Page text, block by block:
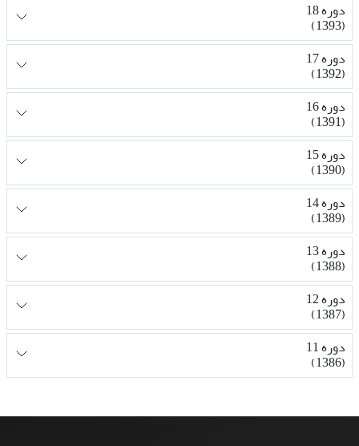
دوره 18
(1393)
دوره 17
(1392)
دوره 16
(1391)
دوره 15
(1390)
دوره 14
(1389)
دوره 13
(1388)
دوره 12
(1387)
دوره 11
(1386)